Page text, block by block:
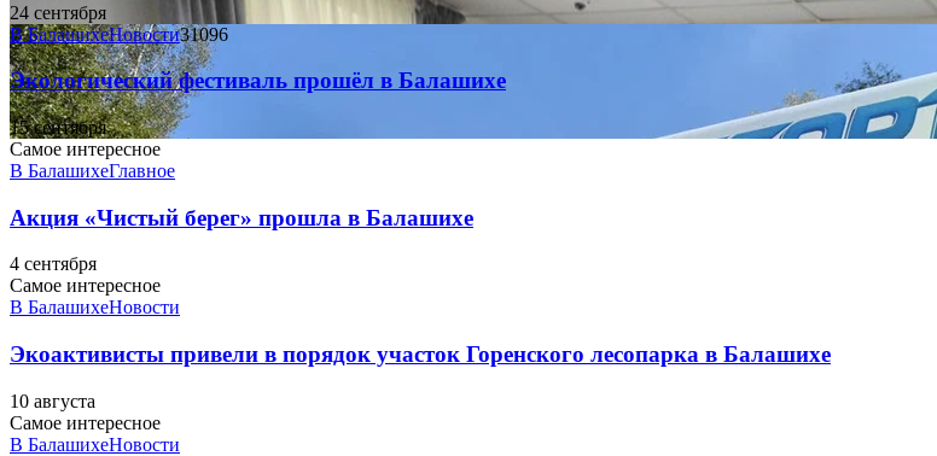
24 сентября
В БалашихеНовости31096
Экологический фестиваль прошёл в Балашихе
15 сентября
Самое интересное
В БалашихеГлавное
Акция «Чистый берег» прошла в Балашихе
4 сентября
Самое интересное
В БалашихеНовости
Экоактивисты привели в порядок участок Горенского лесопарка в Балашихе
10 августа
Самое интересное
В БалашихеНовости